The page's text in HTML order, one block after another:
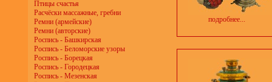
Птицы счастья
Расчёски массажные, гребни
Ремни (армейские)
Ремни (авторские)
Роспись - Башкирская
Роспись - Беломорские узоры
Роспись - Борецкая
Роспись - Городецкая
Роспись - Мезенская
подробнее...